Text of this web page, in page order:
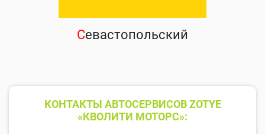
Севастопольский
КОНТАКТЫ АВТОСЕРВИСОВ ZOTYE
«КВОЛИТИ МОТОРС»: